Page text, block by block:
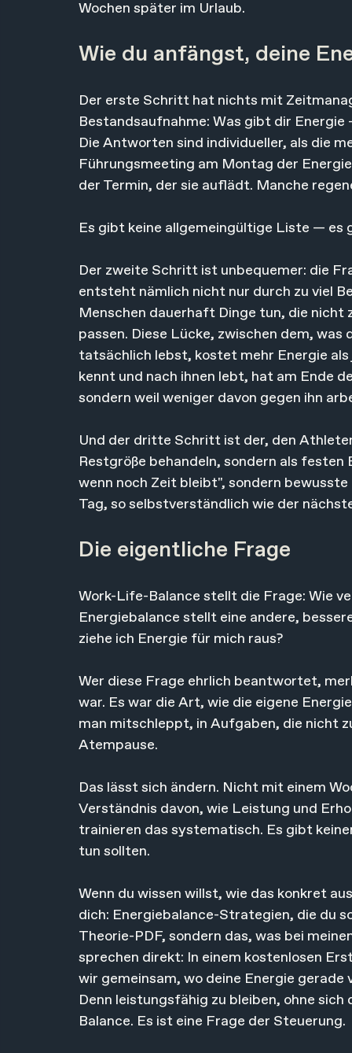
Wochen später im Urlaub.
Wie du anfängst, deine
Der erste Schritt hat nichts mit
Bestandsaufnahme: Was gibt dir Energie
Die Antworten sind individueller, als die
Führungsmeeting am Montag der
der Termin, der sie auflädt. Manche
Es gibt keine allgemeingültige Liste — es
Der zweite Schritt ist unbequemer: die
entsteht nämlich nicht nur durch zu viel
Menschen dauerhaft Dinge tun, die
passen. Diese Lücke, zwischen dem,
tatsächlich lebst, kostet mehr Energie
kennt und nach ihnen lebt, hat am Ende
sondern weil weniger davon gegen ihn
Und der dritte Schritt ist der, den
Restgröße behandeln, sondern als
wenn noch Zeit bleibt", sondern
Tag, so selbstverständlich wie der
Die eigentliche Frage
Work-Life-Balance stellt die Frage: Wie
Energiebalance stellt eine andere,
ziehe ich Energie für mich raus?
Wer diese Frage ehrlich beantwortet,
war. Es war die Art, wie die eigene
man mitschleppt, in Aufgaben, die nicht
Atempause.
Das lässt sich ändern. Nicht mit einem
Verständnis davon, wie Leistung und
trainieren das systematisch. Es gibt
tun sollten.
Wenn du wissen willst, wie das konkret
dich: Energiebalance-Strategien, die du
Theorie-PDF, sondern das, was bei
sprechen direkt: In einem kostenlosen
wir gemeinsam, wo deine Energie
Denn leistungsfähig zu bleiben, ohne
Balance. Es ist eine Frage der Steuerung.